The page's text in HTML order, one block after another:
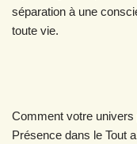
séparation à une
toute vie.
Comment votre
Présence dans le Tout